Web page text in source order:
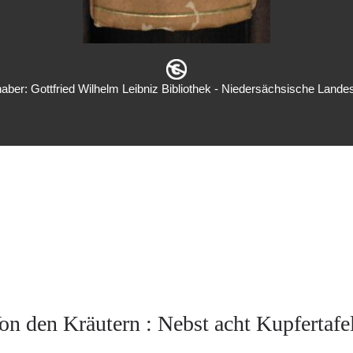
Gottfried Wilhelm Leibniz Bibliothek - Niedersächsische
den Kräutern : Nebst acht